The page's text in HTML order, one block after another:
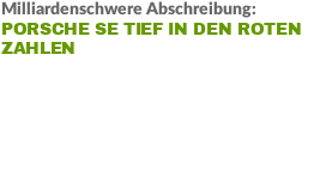
Milliardenschwere Abschreibung:
PORSCHE SE TIEF IN DEN ROTEN
ZAHLEN